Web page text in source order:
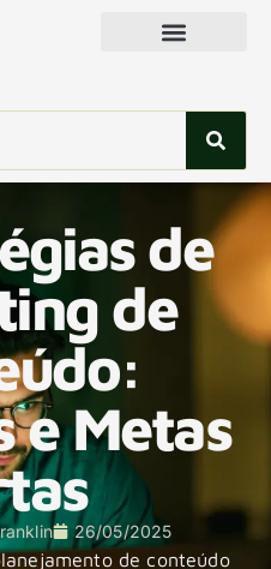
de
de
e Metas
26/05/2025
de conteúdo